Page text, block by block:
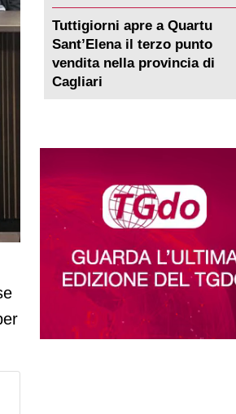
Tuttigiorni apre a Quartu
Sant’Elena il terzo punto
vendita nella provincia di
Cagliari